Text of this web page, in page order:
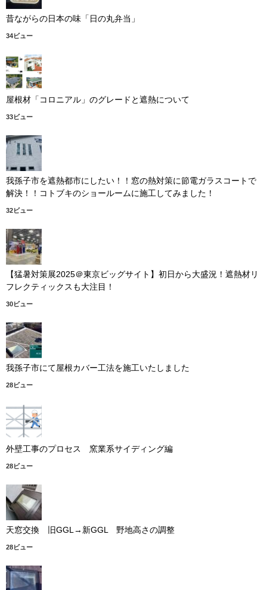
昔ながらの日本の味「日の丸弁当」
34ビュー
屋根材「コロニアル」のグレードと遮熱について
33ビュー
我孫子市を遮熱都市にしたい！！窓の熱対策に節電ガラスコートで
解決！！コトブキのショールームに施工してみました！
32ビュー
【猛暑対策展2025＠東京ビッグサイト】初日から大盛況！遮熱材リ
フレクティックスも大注目！
30ビュー
我孫子市にて屋根カバー工法を施工いたしました
28ビュー
外壁工事のプロセス 窯業系サイディング編
28ビュー
天窓交換 旧GGL→新GGL 野地高さの調整
28ビュー